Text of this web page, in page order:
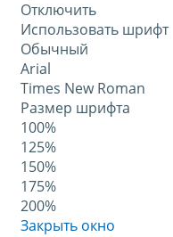
Отключить
Использовать шрифт
Обычный
Arial
Times New Roman
Размер шрифта
100%
125%
150%
175%
200%
Закрыть окно